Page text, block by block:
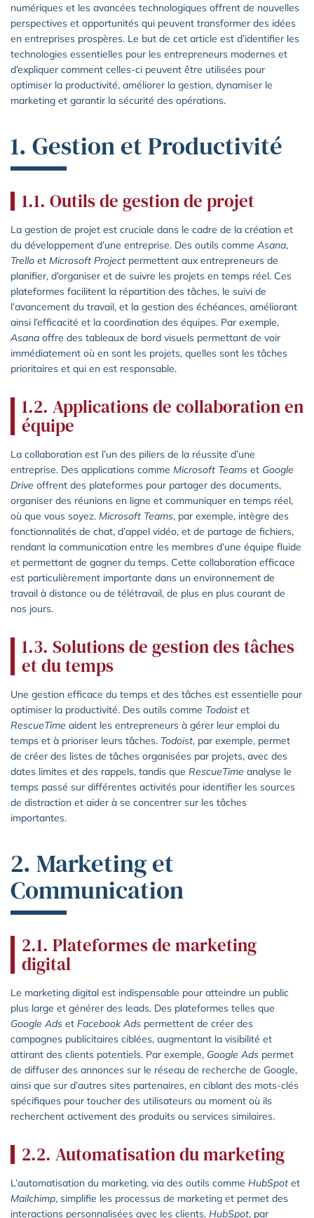
numériques et les avancées technologiques offrent de nouvelles
perspectives et opportunités qui peuvent transformer des idées
en entreprises prospères. Le but de cet article est d’identifier les
technologies essentielles pour les entrepreneurs modernes et
d’expliquer comment celles-ci peuvent être utilisées pour
optimiser la productivité, améliorer la gestion, dynamiser le
marketing et garantir la sécurité des opérations.
1. Gestion et Productivité
1.1. Outils de gestion de projet
La gestion de projet est cruciale dans le cadre de la création et
du développement d’une entreprise. Des outils comme Asana,
Trello et Microsoft Project permettent aux entrepreneurs de
planifier, d’organiser et de suivre les projets en temps réel. Ces
plateformes facilitent la répartition des tâches, le suivi de
l’avancement du travail, et la gestion des échéances, améliorant
ainsi l’efficacité et la coordination des équipes. Par exemple,
Asana offre des tableaux de bord visuels permettant de voir
immédiatement où en sont les projets, quelles sont les tâches
prioritaires et qui en est responsable.
1.2. Applications de collaboration en
équipe
La collaboration est l’un des piliers de la réussite d’une
entreprise. Des applications comme Microsoft Teams et Google
Drive offrent des plateformes pour partager des documents,
organiser des réunions en ligne et communiquer en temps réel,
où que vous soyez. Microsoft Teams, par exemple, intègre des
fonctionnalités de chat, d’appel vidéo, et de partage de fichiers,
rendant la communication entre les membres d’une équipe fluide
et permettant de gagner du temps. Cette collaboration efficace
est particulièrement importante dans un environnement de
travail à distance ou de télétravail, de plus en plus courant de
nos jours.
1.3. Solutions de gestion des tâches
et du temps
Une gestion efficace du temps et des tâches est essentielle pour
optimiser la productivité. Des outils comme Todoist et
RescueTime aident les entrepreneurs à gérer leur emploi du
temps et à prioriser leurs tâches. Todoist, par exemple, permet
de créer des listes de tâches organisées par projets, avec des
dates limites et des rappels, tandis que RescueTime analyse le
temps passé sur différentes activités pour identifier les sources
de distraction et aider à se concentrer sur les tâches
importantes.
2. Marketing et
Communication
2.1. Plateformes de marketing
digital
Le marketing digital est indispensable pour atteindre un public
plus large et générer des leads. Des plateformes telles que
Google Ads et Facebook Ads permettent de créer des
campagnes publicitaires ciblées, augmentant la visibilité et
attirant des clients potentiels. Par exemple, Google Ads permet
de diffuser des annonces sur le réseau de recherche de Google,
ainsi que sur d’autres sites partenaires, en ciblant des mots-clés
spécifiques pour toucher des utilisateurs au moment où ils
recherchent activement des produits ou services similaires.
2.2. Automatisation du marketing
L’automatisation du marketing, via des outils comme HubSpot et
Mailchimp, simplifie les processus de marketing et permet des
interactions personnalisées avec les clients. HubSpot, par